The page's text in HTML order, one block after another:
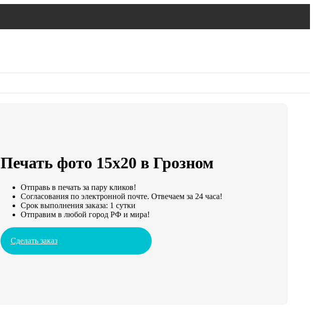
Печать фото 15х20 в Грозном
Отправь в печать за пару кликов!
Согласования по электронной почте. Отвечаем за 24 часа!
Срок выполнения заказа: 1 сутки
Отправим в любой город РФ и мира!
Сделать заказ